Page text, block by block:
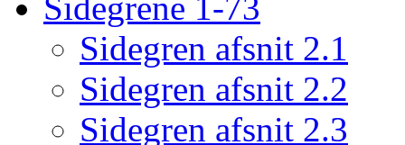
Sidegren afsnit 2.1
Sidegren afsnit 2.2
Sidegren afsnit 2.3